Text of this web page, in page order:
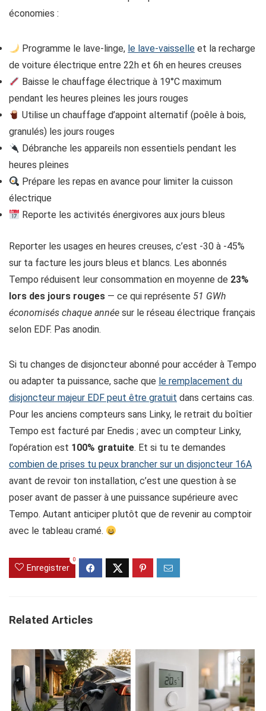
économies :
Programme le lave-linge, le lave-vaisselle et la recharge
de voiture électrique entre 22h et 6h en heures creuses
Baisse le chauffage électrique à 19°C maximum
pendant les heures pleines les jours rouges
Utilise un chauffage d’appoint alternatif (poêle à bois,
granulés) les jours rouges
Débranche les appareils non essentiels pendant les
heures pleines
Prépare les repas en avance pour limiter la cuisson
électrique
Reporte les activités énergivores aux jours bleus
Reporter les usages en heures creuses, c’est -30 à -45%
sur ta facture les jours bleus et blancs. Les abonnés
Tempo réduisent leur consommation en moyenne de 23%
lors des jours rouges — ce qui représente 51 GWh
économisés chaque année sur le réseau électrique français
selon EDF. Pas anodin.
Si tu changes de disjoncteur abonné pour accéder à Tempo
ou adapter ta puissance, sache que le remplacement du
disjoncteur majeur EDF peut être gratuit dans certains cas.
Pour les anciens compteurs sans Linky, le retrait du boîtier
Tempo est facturé par Enedis ; avec un compteur Linky,
l’opération est 100% gratuite. Et si tu te demandes
combien de prises tu peux brancher sur un disjoncteur 16A
avant de revoir ton installation, c’est une question à se
poser avant de passer à une puissance supérieure avec
Tempo. Autant anticiper plutôt que de revenir au comptoir
avec le tableau cramé.
Enregistrer
0
Related Articles